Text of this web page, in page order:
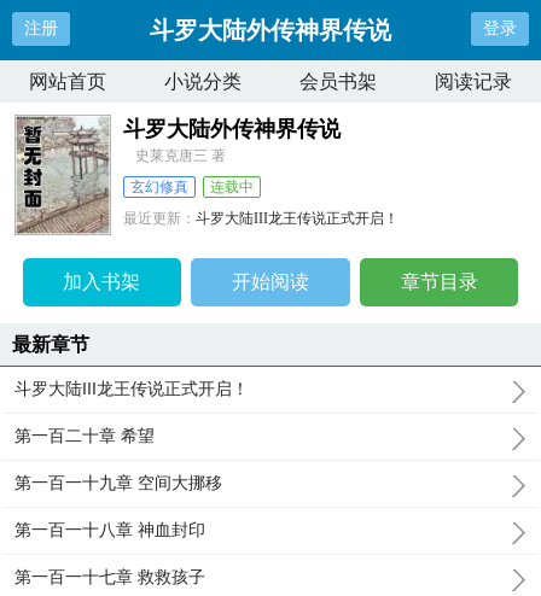
注册 斗罗大陆外传神界传说 登录
网站首页 小说分类 会员书架 阅读记录
斗罗大陆外传神界传说
史莱克唐三 著
玄幻修真
连载中
最近更新：斗罗大陆III龙王传说正式开启！
加入书架 开始阅读 章节目录
最新章节
斗罗大陆III龙王传说正式开启！
第一百二十章 希望
第一百一十九章 空间大挪移
第一百一十八章 神血封印
第一百一十七章 救救孩子